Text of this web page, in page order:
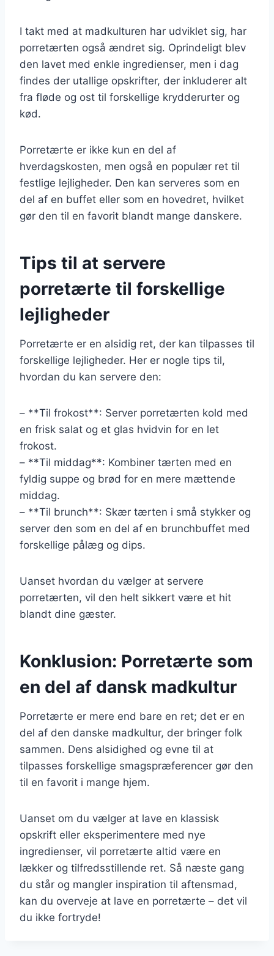
I takt med at madkulturen har udviklet sig, har
porretærten også ændret sig. Oprindeligt blev
den lavet med enkle ingredienser, men i dag
findes der utallige opskrifter, der inkluderer alt
fra fløde og ost til forskellige krydderurter og
kød.
Porretærte er ikke kun en del af
hverdagskosten, men også en populær ret til
festlige lejligheder. Den kan serveres som en
del af en buffet eller som en hovedret, hvilket
gør den til en favorit blandt mange danskere.
Tips til at servere
porretærte til forskellige
lejligheder
Porretærte er en alsidig ret, der kan tilpasses til
forskellige lejligheder. Her er nogle tips til,
hvordan du kan servere den:
– **Til frokost**: Server porretærten kold med
en frisk salat og et glas hvidvin for en let
frokost.
– **Til middag**: Kombiner tærten med en
fyldig suppe og brød for en mere mættende
middag.
– **Til brunch**: Skær tærten i små stykker og
server den som en del af en brunchbuffet med
forskellige pålæg og dips.
Uanset hvordan du vælger at servere
porretærten, vil den helt sikkert være et hit
blandt dine gæster.
Konklusion: Porretærte som
en del af dansk madkultur
Porretærte er mere end bare en ret; det er en
del af den danske madkultur, der bringer folk
sammen. Dens alsidighed og evne til at
tilpasses forskellige smagspræferencer gør den
til en favorit i mange hjem.
Uanset om du vælger at lave en klassisk
opskrift eller eksperimentere med nye
ingredienser, vil porretærte altid være en
lækker og tilfredsstillende ret. Så næste gang
du står og mangler inspiration til aftensmad,
kan du overveje at lave en porretærte – det vil
du ikke fortryde!